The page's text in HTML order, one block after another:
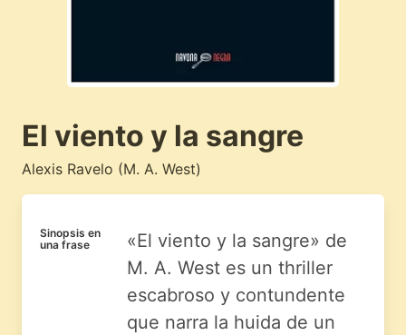
El viento y la sangre
Alexis Ravelo (M. A. West)
Sinopsis en
una frase
«El viento y la sangre» de
M. A. West es un thriller
escabroso y contundente
que narra la huida de un